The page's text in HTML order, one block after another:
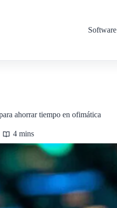
Software
ahorrar tiempo en ofimática
4 mins